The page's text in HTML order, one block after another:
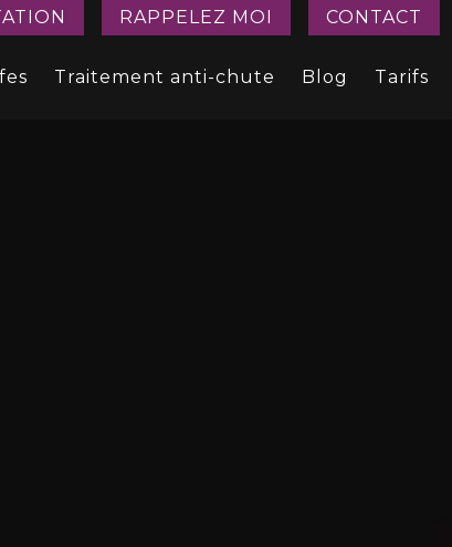
RAPPELEZ MOI CONTACT
Traitement anti-chute Blog Tarifs